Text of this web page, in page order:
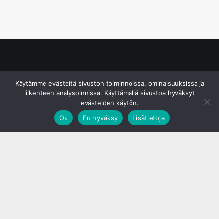
Käytämme evästeitä sivuston toiminnoissa, ominaisuuksissa ja
liikenteen analysoinnissa. Käyttämällä sivustoa hyväksyt
evästeiden käytön.
Ok
En hyväksy Lisätietoja